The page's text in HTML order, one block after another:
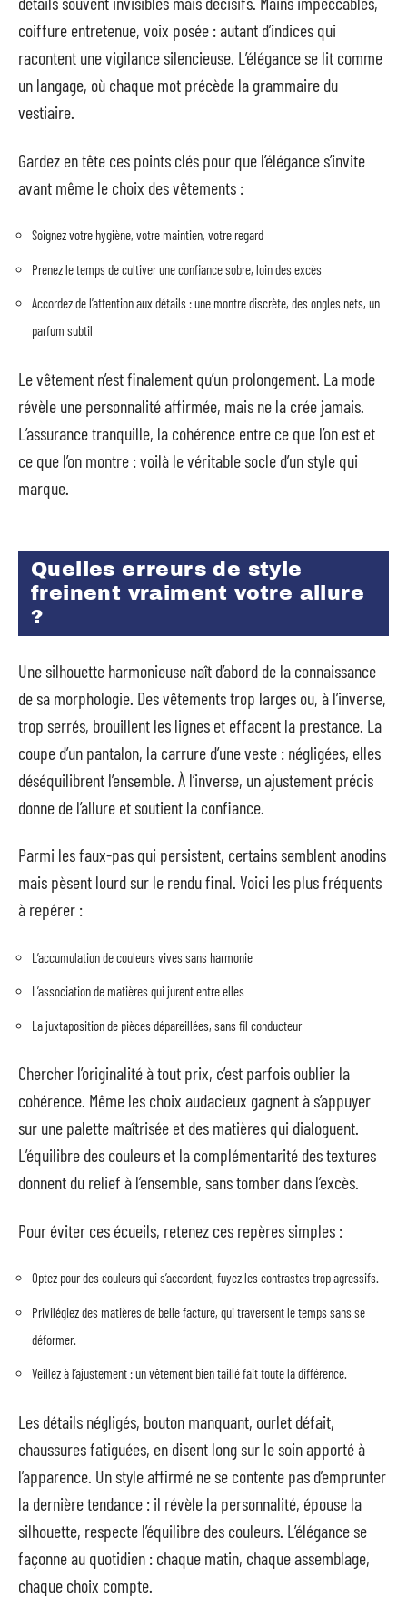
coiffure entretenue, voix posée : autant d’indices qui
racontent une vigilance silencieuse. L’élégance se lit comme
un langage, où chaque mot précède la grammaire du
vestiaire.
Gardez en tête ces points clés pour que l’élégance s’invite
avant même le choix des vêtements :
Soignez votre hygiène, votre maintien, votre regard
Prenez le temps de cultiver une confiance sobre, loin des excès
Accordez de l’attention aux détails : une montre discrète, des ongles nets, un
parfum subtil
Le vêtement n’est finalement qu’un prolongement. La mode
révèle une personnalité affirmée, mais ne la crée jamais.
L’assurance tranquille, la cohérence entre ce que l’on est et
ce que l’on montre : voilà le véritable socle d’un style qui
marque.
Quelles erreurs de style
freinent vraiment votre allure
?
Une silhouette harmonieuse naît d’abord de la connaissance
de sa morphologie. Des vêtements trop larges ou, à l’inverse,
trop serrés, brouillent les lignes et effacent la prestance. La
coupe d’un pantalon, la carrure d’une veste : négligées, elles
déséquilibrent l’ensemble. À l’inverse, un ajustement précis
donne de l’allure et soutient la confiance.
Parmi les faux-pas qui persistent, certains semblent anodins
mais pèsent lourd sur le rendu final. Voici les plus fréquents
à repérer :
L’accumulation de couleurs vives sans harmonie
L’association de matières qui jurent entre elles
La juxtaposition de pièces dépareillées, sans fil conducteur
Chercher l’originalité à tout prix, c’est parfois oublier la
cohérence. Même les choix audacieux gagnent à s’appuyer
sur une palette maîtrisée et des matières qui dialoguent.
L’équilibre des couleurs et la complémentarité des textures
donnent du relief à l’ensemble, sans tomber dans l’excès.
Pour éviter ces écueils, retenez ces repères simples :
Optez pour des couleurs qui s’accordent, fuyez les contrastes trop agressifs.
Privilégiez des matières de belle facture, qui traversent le temps sans se
déformer.
Veillez à l’ajustement : un vêtement bien taillé fait toute la différence.
Les détails négligés, bouton manquant, ourlet défait,
chaussures fatiguées, en disent long sur le soin apporté à
l’apparence. Un style affirmé ne se contente pas d’emprunter
la dernière tendance : il révèle la personnalité, épouse la
silhouette, respecte l’équilibre des couleurs. L’élégance se
façonne au quotidien : chaque matin, chaque assemblage,
chaque choix compte.